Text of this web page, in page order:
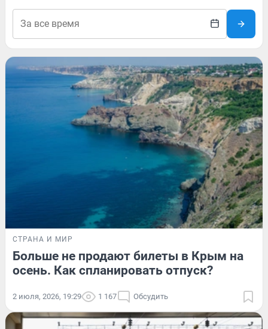
СТРАНА И МИР
Больше не продают билеты в Крым на
осень. Как спланировать отпуск?
2 июля, 2026, 19:29 1 167 Обсудить